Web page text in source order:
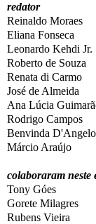
redator
Reinaldo Moraes
Eliana Fonseca
Leonardo Kehdi Jr.
Roberto de Souza
Renata di Carmo
José de Almeida
Ana Lúcia
Rodrigo Campos
Benvinda D'Angelo
Márcio Araújo
colaboraram neste
Tony Góes
Gorete Milagres
Rubens Vieira